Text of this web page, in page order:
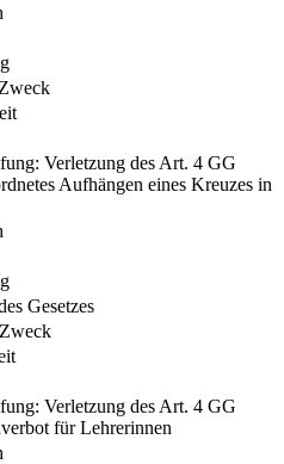
Verletzung des Art. 4 GG
Aufhängen eines Kreuzes in
Gesetzes
Verletzung des Art. 4 GG
für Lehrerinnen